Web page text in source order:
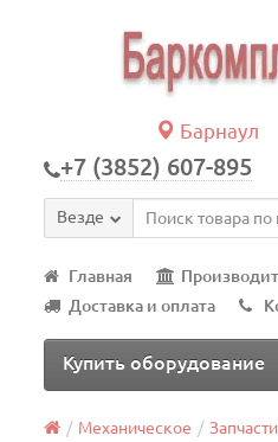
Барнаул
+7 (3852) 607-895
Везде
Главная
Доставка и оплата
Купить оборудование
Механическое Запчасти